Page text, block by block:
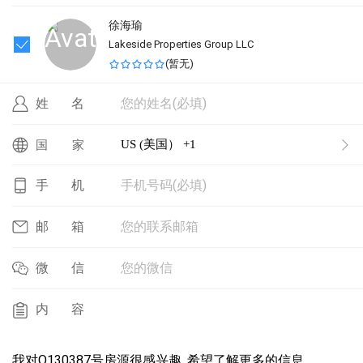
徐海瑜
Lakeside Properties Group LLC
(暂无)
姓名 您的姓名(必填)
国家 US (美国） +1
手机 手机号码(必填)
邮箱 您的联系邮箱
微信 您的微信
内容